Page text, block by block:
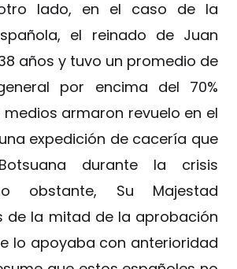
lado, en el caso de la
el reinado de Juan
años y tuvo un promedio de
por encima del 70%
armaron revuelo en el
expedición de cacería que
durante la crisis
obstante, Su Majestad
de la mitad de la aprobación
lo apoyaba con anterioridad